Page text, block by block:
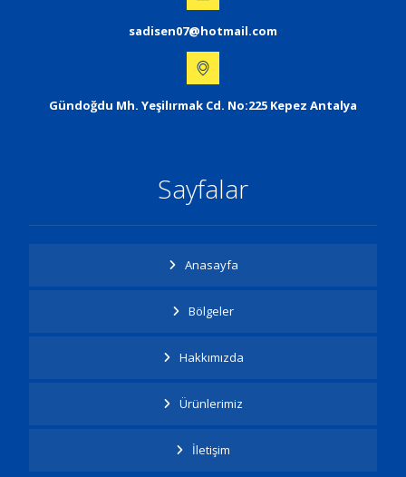
sadisen07@hotmail.com
Gündoğdu Mh. Yeşilırmak Cd. No:225 Kepez Antalya
Sayfalar
Anasayfa
Bölgeler
Hakkımızda
Ürünlerimiz
İletişim